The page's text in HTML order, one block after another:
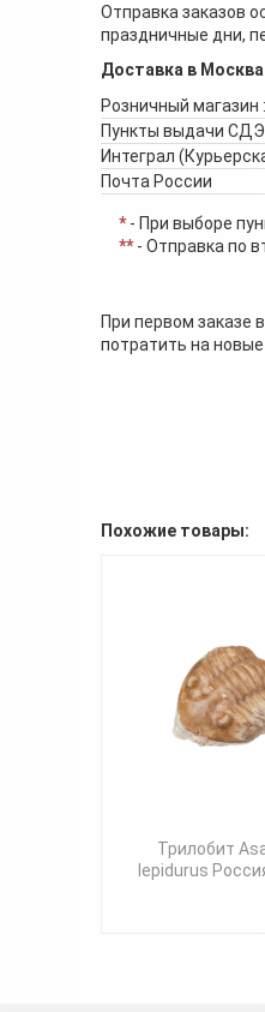
Отправка заказов
праздничные дни,
Доставка в
Розничный магазин
Пункты выдачи
Интеграл
Почта России
*- При выборе
**- Отправка по
При первом заказе
потратить на новые
Похожие товары:
Трилобит
lepidurus